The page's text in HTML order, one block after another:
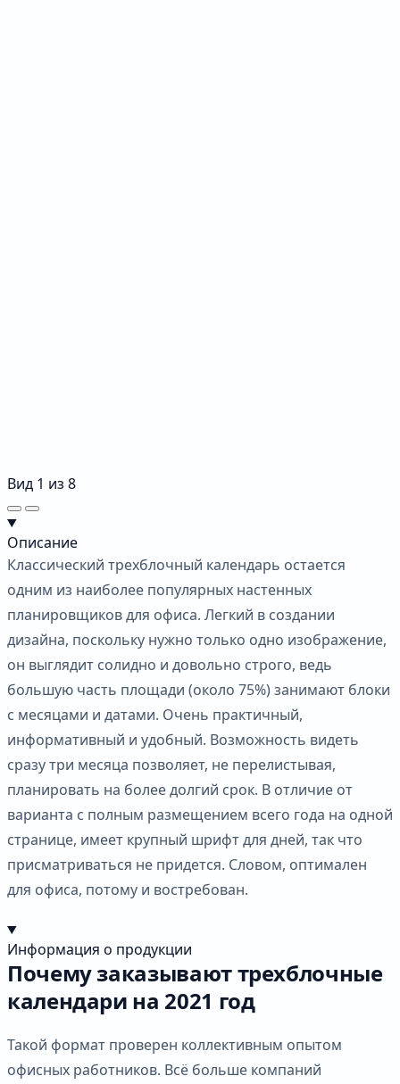
Вид 1 из 8
Описание
Классический трехблочный календарь остается
одним из наиболее популярных настенных
планировщиков для офиса. Легкий в создании
дизайна, поскольку нужно только одно изображение,
он выглядит солидно и довольно строго, ведь
большую часть площади (около 75%) занимают блоки
с месяцами и датами. Очень практичный,
информативный и удобный. Возможность видеть
сразу три месяца позволяет, не перелистывая,
планировать на более долгий срок. В отличие от
варианта с полным размещением всего года на одной
странице, имеет крупный шрифт для дней, так что
присматриваться не придется. Словом, оптимален
для офиса, потому и востребован.
Информация о продукции
Почему заказывают трехблочные
календари на 2021 год
Такой формат проверен коллективным опытом
офисных работников. Всё больше компаний